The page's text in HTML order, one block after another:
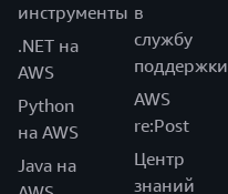
инструменты
.NET на
AWS
Python
на AWS
Java на
в
службу
поддержки
AWS
re:Post
Центр
знаний